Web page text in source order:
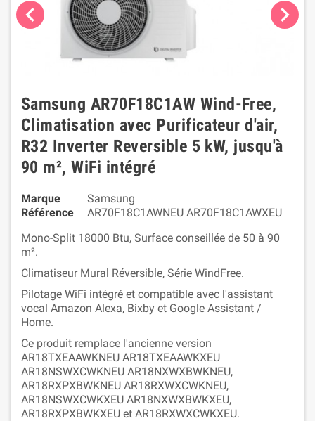
chevron_left chevron_right
Samsung AR70F18C1AW Wind-Free,
Climatisation avec Purificateur d'air,
R32 Inverter Reversible 5 kW, jusqu'à
90 m², WiFi intégré
Marque
Samsung
Référence
AR70F18C1AWNEU AR70F18C1AWXEU
Mono-Split 18000 Btu, Surface conseillée de 50 à 90
m².
Climatiseur Mural Réversible, Série WindFree.
Pilotage WiFi intégré et compatible avec l'assistant
vocal Amazon Alexa, Bixby et Google Assistant /
Home.
Ce produit remplace l'ancienne version
AR18TXEAAWKNEU AR18TXEAAWKXEU
AR18NSWXCWKNEU AR18NXWXBWKNEU,
AR18RXPXBWKNEU AR18RXWXCWKNEU,
AR18NSWXCWKXEU AR18NXWXBWKXEU,
AR18RXPXBWKXEU et AR18RXWXCWKXEU.